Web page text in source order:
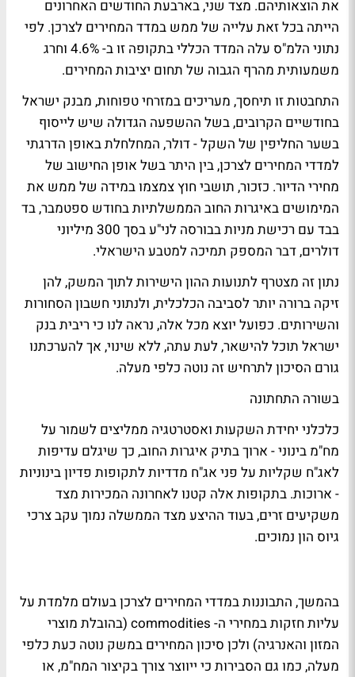
את הוצאותיהם. מצד שני, בארבעת החודשים האחרונים
הייתה בכל זאת עלייה של ממש במדד המחירים לצרכן. לפי
נתוני הלמ"ס עלה המדד הכללי בתקופה זו ב- 4.6% וחרג
משמעותית מהרף הגבוה של תחום יציבות המחירים.
התחבטות זו תיחסך, מעריכים במזרחי טפוחות, מבנק ישראל
בחודשיים הקרובים, בשל ההשפעה הגדולה שיש לייסוף
בשער החליפין של השקל - דולר, המחלחלת באופן הדרגתי
למדדי המחירים לצרכן, בין היתר בשל אופן החישוב של
מחירי הדיור. כזכור, תושבי חוץ צמצמו במידה של ממש את
המימושים באיגרות החוב הממשלתיות בחודש ספטמבר, בד
בבד עם רכישת מניות בבורסה לני"ע בסך 300 מיליוני
דולרים, דבר המספק תמיכה למטבע הישראלי.
נתון זה מצטרף לתנועות ההון הישירות לתוך המשק, להן
זיקה ברורה יותר לסביבה הכלכלית, ולנתוני חשבון הסחורות
והשירותים. כפועל יוצא מכל אלה, נראה לנו כי ריבית בנק
ישראל תוכל להישאר, לעת עתה, ללא שינוי, אך להערכתנו
גורם הסיכון לתרחיש זה נוטה כלפי מעלה.
בשורה התחתונה
כלכלני יחידת השקעות ואסטרטגיה ממליצים לשמור על
מח"מ בינוני - ארוך בתיק איגרות החוב, כך שיגלם עדיפות
לאג"ח שקליות על פני אג"ח מדדיות לתקופות פדיון בינוניות
- ארוכות. בתקופות אלה קטנו לאחרונה המכירות מצד
משקיעים זרים, בעוד ההיצע מצד הממשלה נמוך עקב צרכי
גיוס הון נמוכים.
בהמשך, התבוננות במדדי המחירים לצרכן בעולם מלמדת על
עליות חזקות במחירי ה- commodities (בהובלת מוצרי
המזון והאנרגיה) ולכן סיכון המחירים במשק נוטה כעת כלפי
מעלה, כמו גם הסבירות כי ייווצר צורך בקיצור המח"מ, או